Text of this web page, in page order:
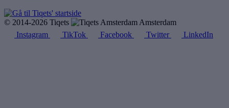
© 2014-2026 Tiqets
Amsterdam
Instagram
TikTok Facebook Twitter LinkedIn